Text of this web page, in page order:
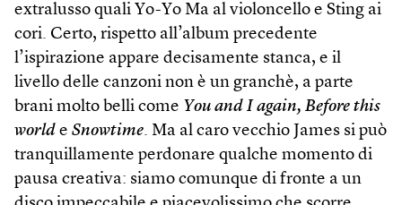
extralusso quali Yo-Yo Ma al violoncello e Sting ai
cori. Certo, rispetto all’album precedente
l’ispirazione appare decisamente stanca, e il
livello delle canzoni non è un granchè, a parte
brani molto belli come You and I again, Before this
world e Snowtime. Ma al caro vecchio James si può
tranquillamente perdonare qualche momento di
pausa creativa: siamo comunque di fronte a un